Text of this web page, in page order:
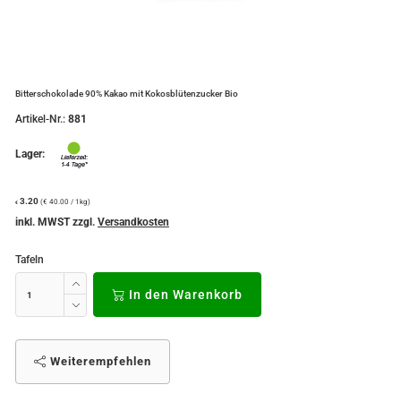
Bitterschokolade 90% Kakao mit Kokosblütenzucker Bio
Artikel-Nr.: 881
Lager:
€ 3.20 (€ 40.00 / 1kg)
inkl. MWST zzgl. Versandkosten
Tafeln
In den Warenkorb
Weiterempfehlen